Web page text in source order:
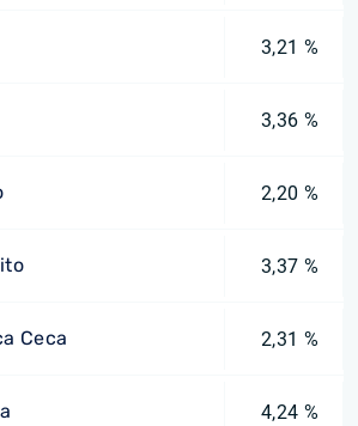
3,21 %
3,36 %
2,20 %
3,37 %
Ceca 2,31 %
4,24 %